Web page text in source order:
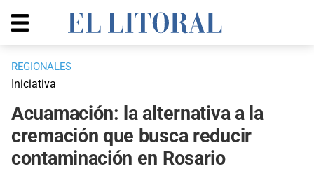
REGIONALES
Iniciativa
Acuamación: la alternativa a la
cremación que busca reducir
contaminación en Rosario